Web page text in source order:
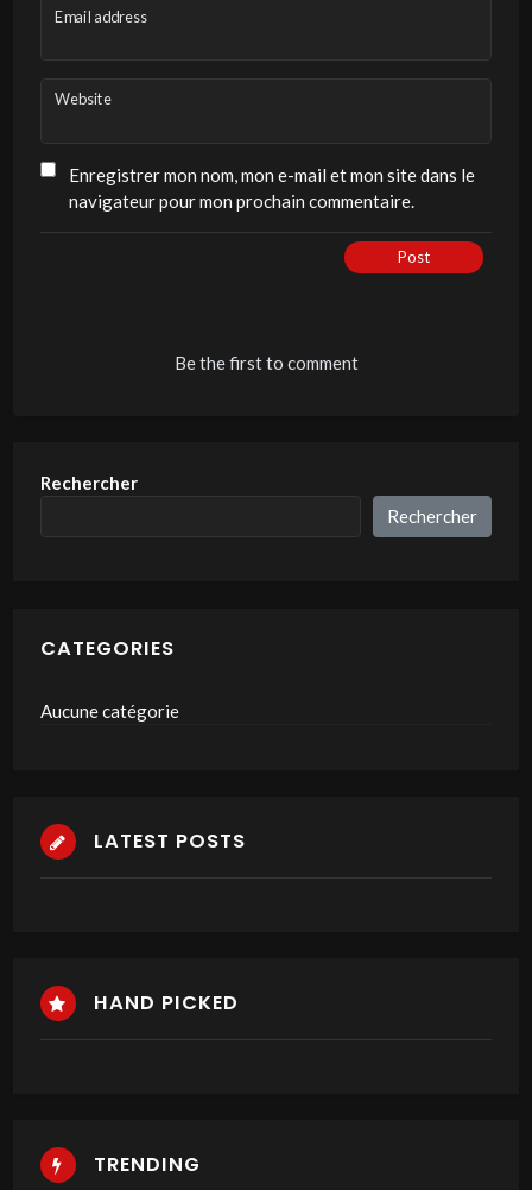
Email address
Website
Enregistrer mon nom, mon e-mail et mon site dans le
navigateur pour mon prochain commentaire.
Post
Be the first to comment
Rechercher
Rechercher
CATEGORIES
Aucune catégorie
LATEST POSTS
HAND PICKED
TRENDING